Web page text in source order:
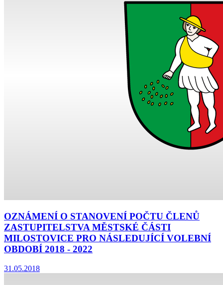
OZNÁMENÍ O STANOVENÍ POČTU ČLENŮ
ZASTUPITELSTVA MĚSTSKÉ ČÁSTI
MILOSTOVICE PRO NÁSLEDUJÍCÍ VOLEBNÍ
OBDOBÍ 2018 - 2022
31.05.2018